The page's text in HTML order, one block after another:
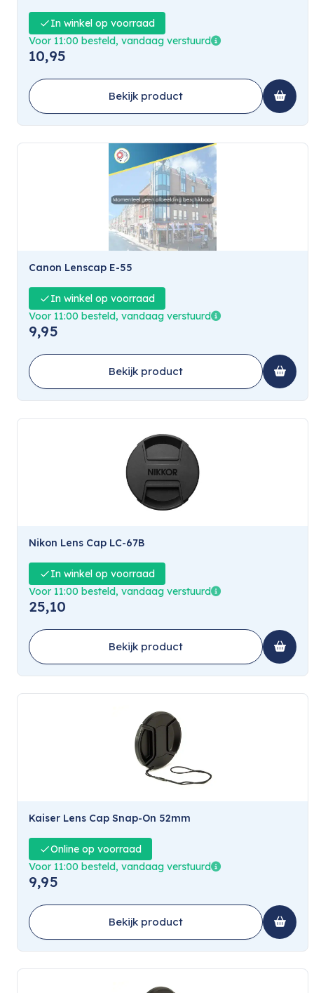
In winkel op voorraad
Voor 11:00 besteld, vandaag verstuurd
10,95
Bekijk product
Canon Lenscap E-55
In winkel op voorraad
Voor 11:00 besteld, vandaag verstuurd
9,95
Bekijk product
Nikon Lens Cap LC-67B
In winkel op voorraad
Voor 11:00 besteld, vandaag verstuurd
25,10
Bekijk product
Kaiser Lens Cap Snap-On 52mm
Online op voorraad
Voor 11:00 besteld, vandaag verstuurd
9,95
Bekijk product